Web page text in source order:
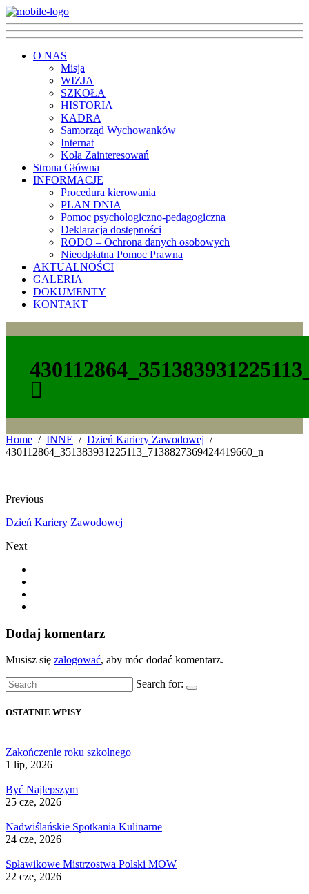
O NAS
Misja
WIZJA
SZKOŁA
HISTORIA
KADRA
Samorząd Wychowanków
Internat
Koła Zainteresowań
Strona Główna
INFORMACJE
Procedura kierowania
PLAN DNIA
Pomoc psychologiczno-pedagogiczna
Deklaracja dostępności
RODO – Ochrona danych osobowych
Nieodpłatna Pomoc Prawna
AKTUALNOŚCI
GALERIA
DOKUMENTY
KONTAKT
Home INNE
Dzień Kariery Zawodowej
430112864_351383931225113_7138827369424419660_n
Previous
Dzień Kariery Zawodowej
Next
Dodaj komentarz
Musisz się zalogować, aby móc dodać komentarz.
Search for:
OSTATNIE WPISY
Zakończenie roku szkolnego
1 lip, 2026
Być Najlepszym
25 cze, 2026
Nadwiślańskie Spotkania Kulinarne
24 cze, 2026
Spławikowe Mistrzostwa Polski MOW
22 cze, 2026